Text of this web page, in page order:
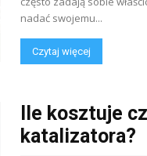
nadać swojemu...
Czytaj więcej
Ile kosztuje
katalizatora?